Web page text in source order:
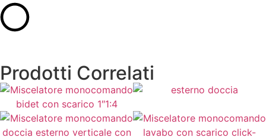
Prodotti Correlati
68,00€
€